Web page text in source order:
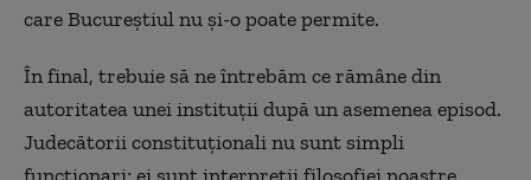
care Bucureștiul nu și-o poate permite.
În final, trebuie să ne întrebăm ce rămâne din
autoritatea unei instituții după un asemenea episod.
Judecătorii constituționali nu sunt simpli